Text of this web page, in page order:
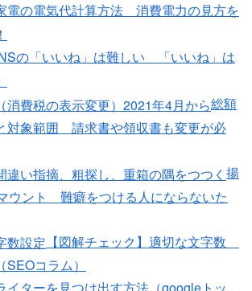
電の電気代計算方法 消費電力の見方を
の「いいね」は難しい 「いいね」は
総額
対象範囲 請求書や領収書も変更が必
揚
ウント 難癖をつける人にならないた
【図解チェック】適切な文字数
コラム）